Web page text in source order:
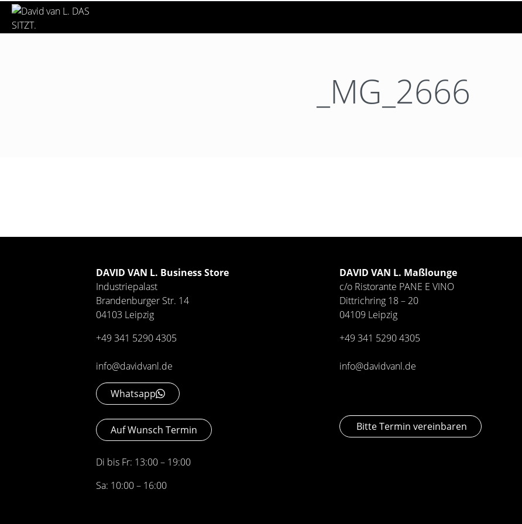
_MG_2666
DAVID VAN L. Business Store
Industriepalast
Brandenburger Str. 14
04103 Leipzig
+49 341 5290 4305
info@davidvanl.de
Whatsapp
Auf Wunsch Termin
Di bis Fr: 13:00 – 19:00
Sa: 10:00 – 16:00
DAVID VAN L. Maßlounge
c/o Ristorante PANE E VINO
Dittrichring 18 – 20
04109 Leipzig
+49 341 5290 4305
info@davidvanl.de
Bitte Termin vereinbaren